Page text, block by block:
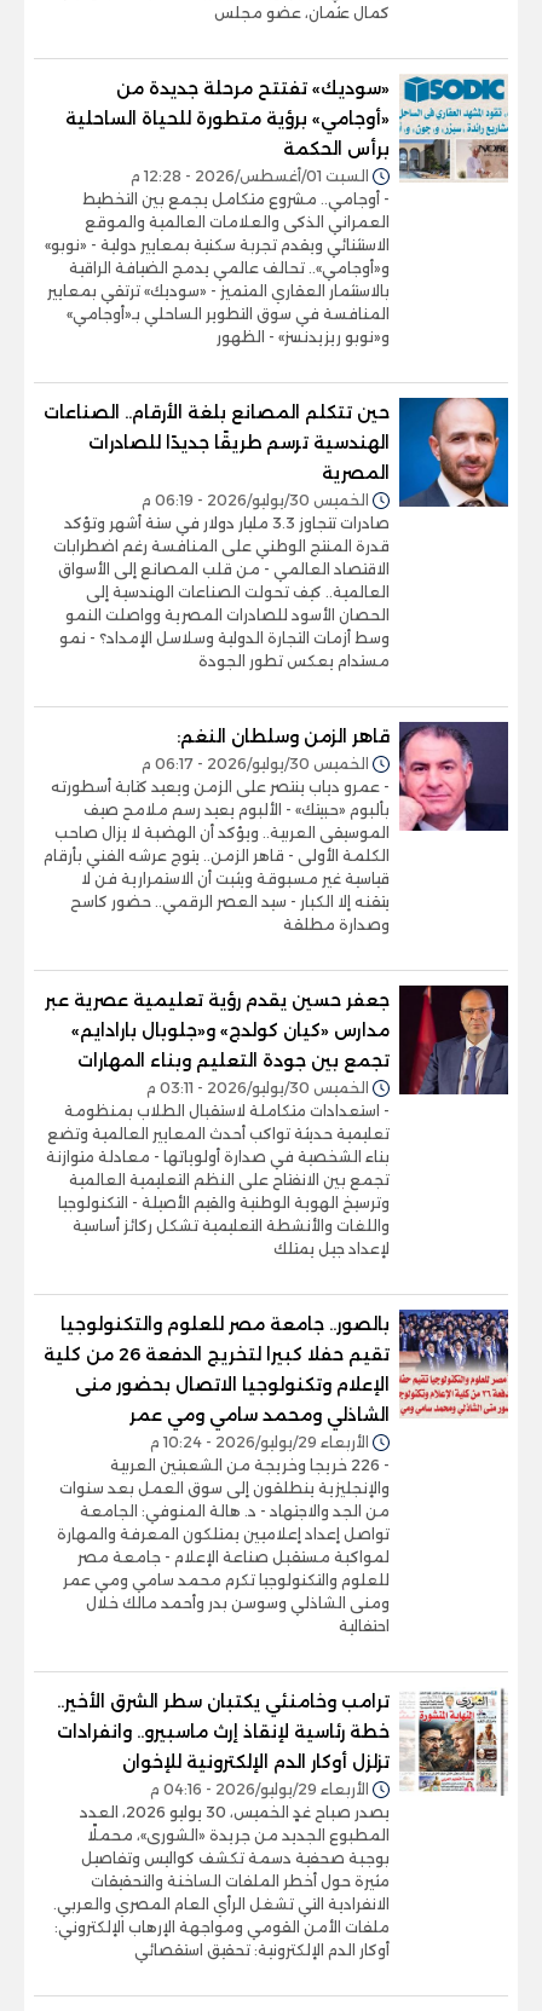
كمال عثمان، عضو مجلس
«سوديك» تفتتح مرحلة جديدة من
«أوجامي» برؤية متطورة للحياة الساحلية
برأس الحكمة
السبت 01/أغسطس/2026 - 12:28 م
- أوجامي.. مشروع متكامل يجمع بين التخطيط
العمراني الذكى والعلامات العالمية والموقع
الاستثنائي ويقدم تجربة سكنية بمعايير دولية - «نوبو»
و«أوجامي».. تحالف عالمي يدمج الضيافة الراقية
بالاستثمار العقاري المتميز - «سوديك» ترتقي بمعايير
المنافسة في سوق التطوير الساحلي بـ«أوجامي»
و«نوبو ريزيدنسز» - الظهور
حين تتكلم المصانع بلغة الأرقام.. الصناعات
الهندسية ترسم طريقًا جديدًا للصادرات
المصرية
الخميس 30/يوليو/2026 - 06:19 م
صادرات تتجاوز 3.3 مليار دولار في ستة أشهر وتؤكد
قدرة المنتج الوطني على المنافسة رغم اضطرابات
الاقتصاد العالمي - من قلب المصانع إلى الأسواق
العالمية.. كيف تحولت الصناعات الهندسية إلى
الحصان الأسود للصادرات المصرية وواصلت النمو
وسط أزمات التجارة الدولية وسلاسل الإمداد؟ - نمو
مستدام يعكس تطور الجودة
قاهر الزمن وسلطان النغم:
الخميس 30/يوليو/2026 - 06:17 م
- عمرو دياب ينتصر على الزمن ويعيد كتابة أسطورته
بألبوم «حبيتك» - الألبوم يعيد رسم ملامح صيف
الموسيقى العربية.. ويؤكد أن الهضبة لا يزال صاحب
الكلمة الأولى - قاهر الزمن.. يتوج عرشه الفني بأرقام
قياسية غير مسبوقة ويثبت أن الاستمرارية فن لا
يتقنه إلا الكبار - ​سيد العصر الرقمي.. حضور كاسح
وصدارة مطلقة
جعفر حسين يقدم رؤية تعليمية عصرية عبر
مدارس «كيان كولدج» و«جلوبال بارادايم»
تجمع بين جودة التعليم وبناء المهارات
الخميس 30/يوليو/2026 - 03:11 م
- استعدادات متكاملة لاستقبال الطلاب بمنظومة
تعليمية حديثة تواكب أحدث المعايير العالمية وتضع
بناء الشخصية في صدارة أولوياتها - معادلة متوازنة
تجمع بين الانفتاح على النظم التعليمية العالمية
وترسيخ الهوية الوطنية والقيم الأصيلة - التكنولوجيا
واللغات والأنشطة التعليمية تشكل ركائز أساسية
لإعداد جيل يمتلك
بالصور.. جامعة مصر للعلوم والتكنولوجيا
تقيم حفلا كبيرا لتخريج الدفعة 26 من كلية
الإعلام وتكنولوجيا الاتصال بحضور منى
الشاذلي ومحمد سامي ومي عمر
الأربعاء 29/يوليو/2026 - 10:24 م
- 226 خريجا وخريجة من الشعبتين العربية
والإنجليزية ينطلقون إلى سوق العمل بعد سنوات
من الجد والاجتهاد - د. هالة المنوفي: الجامعة
تواصل إعداد إعلاميين يمتلكون المعرفة والمهارة
لمواكبة مستقبل صناعة الإعلام - جامعة مصر
للعلوم والتكنولوجيا تكرم محمد سامي ومي عمر
ومنى الشاذلي وسوسن بدر وأحمد مالك خلال
احتفالية
ترامب وخامنئي يكتبان سطر الشرق الأخير..
خطة رئاسية لإنقاذ إرث ماسبيرو.. وانفرادات
تزلزل أوكار الدم الإلكترونية للإخوان
الأربعاء 29/يوليو/2026 - 04:16 م
يصدر صباح غدٍ الخميس، 30 يوليو 2026، العدد
المطبوع الجديد من جريدة «الشورى»، محملًا
بوجبة صحفية دسمة تكشف كواليس وتفاصيل
مثيرة حول أخطر الملفات الساخنة والتحقيقات
الانفرادية التي تشغل الرأي العام المصري والعربي.
ملفات الأمن القومي ومواجهة الإرهاب الإلكتروني:
أوكار الدم الإلكترونية: تحقيق استقصائي